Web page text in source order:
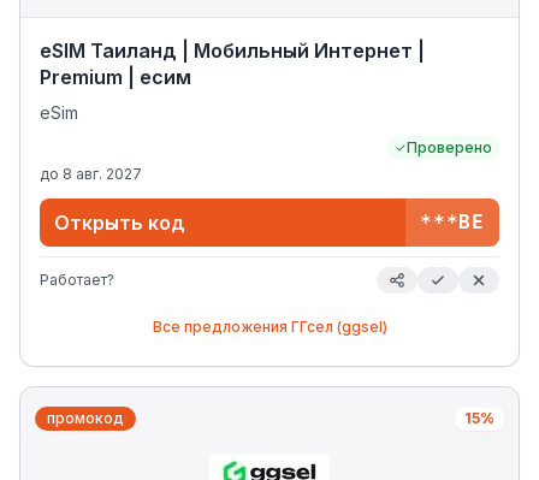
eSIM Таиланд | Мобильный Интернет |
Premium | есим
eSim
Проверено
до 8 авг. 2027
Открыть код ***BE
Работает?
Все предложения ГГсел (ggsel)
промокод 15%